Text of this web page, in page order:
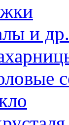
и др.